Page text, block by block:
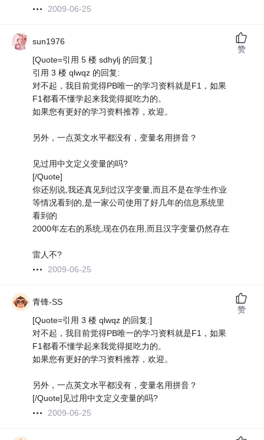
2009-06-25
sun1976
[Quote=引用 5 楼 sdhylj 的回复:]
引用 3 楼 qlwqz 的回复:
对不起，我目前觉得PB唯一的学习资料就是F1，如果
F1都看不懂学起来我觉得挺吃力的。
如果您有更好的学习资料推荐，欢迎。
另外，一点英文水平都没有，变量名用拼音？
见过用中文定义变量的吗?
[/Quote]
你还别说,我还真见到过汉字变量,而且不是在学生作业
等情况看到的,是一家公司使用了好几年的信息系统里
看到的
2000年左右的系统,现在仍在用,而且汉字变量仍然存在
雷人不?
2009-06-25
赞
青锋-SS
[Quote=引用 3 楼 qlwqz 的回复:]
对不起，我目前觉得PB唯一的学习资料就是F1，如果
F1都看不懂学起来我觉得挺吃力的。
如果您有更好的学习资料推荐，欢迎。
另外，一点英文水平都没有，变量名用拼音？
[/Quote]见过用中文定义变量的吗?
2009-06-25
赞